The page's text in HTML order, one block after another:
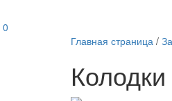
0
Главная страница /